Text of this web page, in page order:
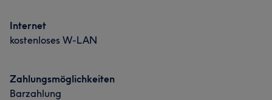
Internet
kostenloses W-LAN
Zahlungsmöglichkeiten
Barzahlung